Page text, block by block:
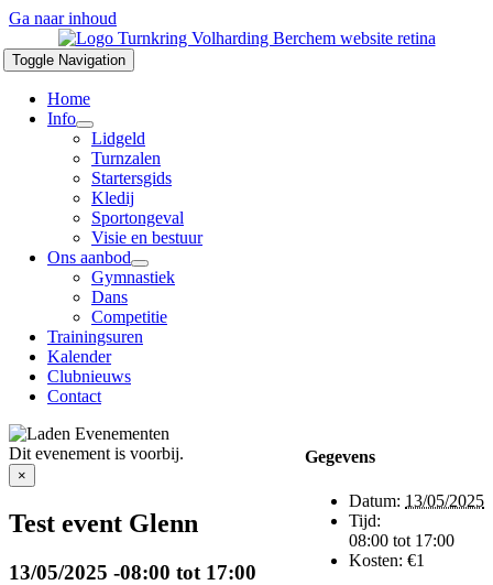
Ga naar inhoud
Toggle Navigation
Home
Info
Lidgeld
Turnzalen
Startersgids
Kledij
Sportongeval
Visie en bestuur
Ons aanbod
Gymnastiek
Dans
Competitie
Trainingsuren
Kalender
Clubnieuws
Contact
Dit evenement is voorbij.
×
Test event Glenn
13/05/2025 -08:00 tot 17:00
Gegevens
Datum: 13/05/2025
Tijd:
08:00 tot 17:00
Kosten: €1